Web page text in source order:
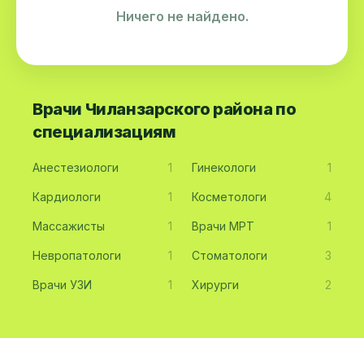
Ничего не найдено.
Врачи Чиланзарского района по
специализациям
Анестезиологи 1 Гинекологи 1
Кардиологи 1 Косметологи 4
Массажисты 1 Врачи МРТ 1
Невропатологи 1 Стоматологи 3
Врачи УЗИ 1 Хирурги 2